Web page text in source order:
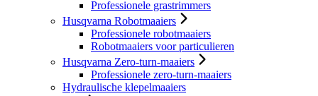
Professionele grastrimmers
Husqvarna Robotmaaiers
Professionele robotmaaiers
Robotmaaiers voor particulieren
Husqvarna Zero-turn-maaiers
Professionele zero-turn-maaiers
Hydraulische klepelmaaiers